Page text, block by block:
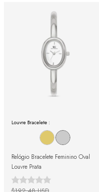
Louvre Bracelete :
Relógio Bracelete Feminino Oval
Louvre Prata